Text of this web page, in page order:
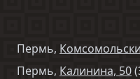
Пермь,
Пермь, Калинина, 50